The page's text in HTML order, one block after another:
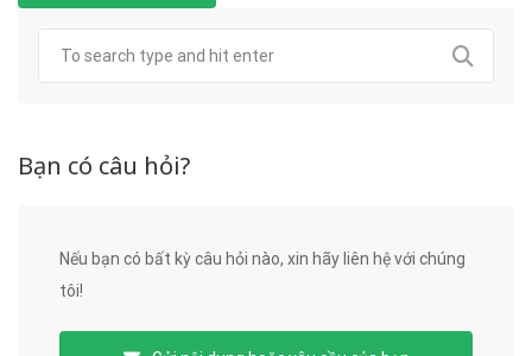
Bạn có câu hỏi?
Nếu bạn có bất kỳ câu hỏi nào, xin hãy liên hệ với chúng
tôi!